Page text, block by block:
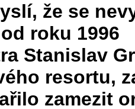
že se
roku 1996
Stanislav
resortu,
zamezit